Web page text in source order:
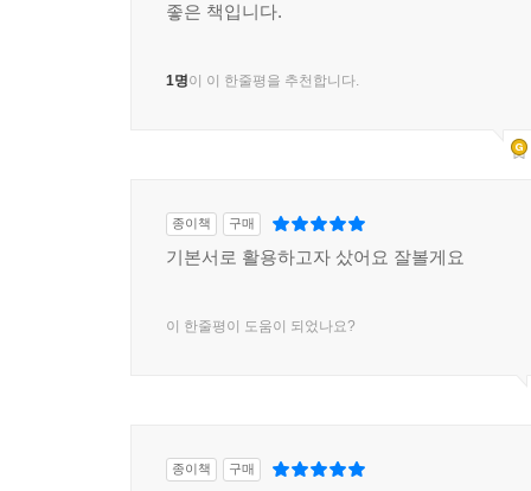
좋은 책입니다.
1명이 이 한줄평을 추천합니다.
종이책 구매
기본서로 활용하고자 샀어요 잘볼게요
이 한줄평이 도움이 되었나요?
종이책 구매